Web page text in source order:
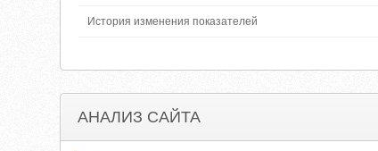
История изменения показателей
АНАЛИЗ САЙТА